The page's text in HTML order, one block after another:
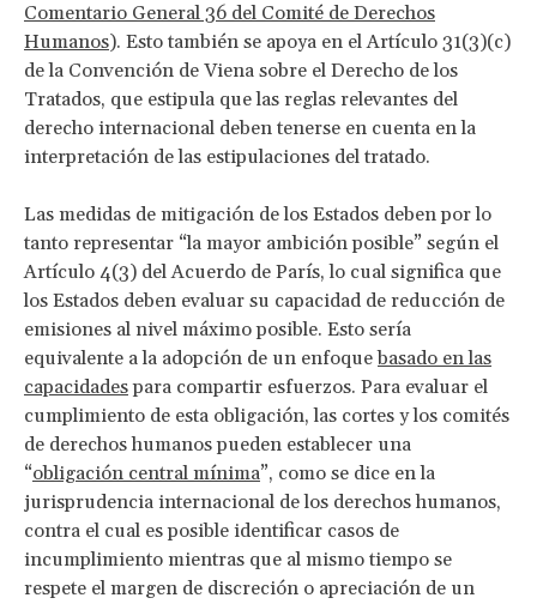
Comentario General 36 del Comité de Derechos
Humanos). Esto también se apoya en el Artículo 31(3)(c)
de la Convención de Viena sobre el Derecho de los
Tratados, que estipula que las reglas relevantes del
derecho internacional deben tenerse en cuenta en la
interpretación de las estipulaciones del tratado.
Las medidas de mitigación de los Estados deben por lo
tanto representar “la mayor ambición posible” según el
Artículo 4(3) del Acuerdo de París, lo cual significa que
los Estados deben evaluar su capacidad de reducción de
emisiones al nivel máximo posible. Esto sería
equivalente a la adopción de un enfoquebasado en las
capacidadespara compartir esfuerzos. Para evaluar el
cumplimiento de esta obligación, las cortes y los comités
de derechos humanos pueden establecer una
“obligación central mínima”, como se dice en la
jurisprudencia internacional de los derechos humanos,
contra el cual es posible identificar casos de
incumplimiento mientras que al mismo tiempo se
respete el margen de discreción o apreciación de un